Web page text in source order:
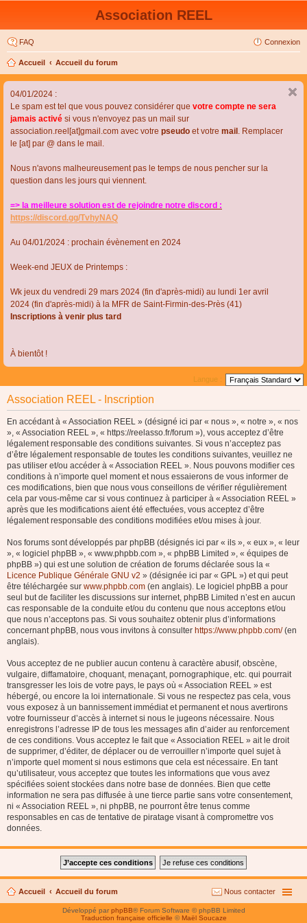
Association REEL
FAQ Connexion
Accueil Accueil du forum
04/01/2024 :
Le spam est tel que vous pouvez considérer que votre compte ne sera
jamais activé si vous n'envoyez pas un mail sur
association.reel[at]gmail.com avec votre pseudo et votre mail . Remplacer
le [at] par @ dans le mail.
Nous n'avons malheureusement pas le temps de nous pencher sur la
question dans les jours qui viennent.
=> la meilleure solution est de rejoindre notre discord :
https://discord.gg/TvhyNAQ
Au 04/01/2024 : prochain évènement en 2024
Week-end JEUX de Printemps :
Wk jeux du vendredi 29 mars 2024 (fin d'après-midi) au lundi 1er avril
2024 (fin d'après-midi) à la MFR de Saint-Firmin-des-Près (41)
Inscriptions à venir plus tard
À bientôt !
Langue :
Association REEL - Inscription
En accédant à « Association REEL » (désigné ici par « nous », « notre », « nos
», « Association REEL », « https://reelasso.fr/forum »), vous acceptez d’être
légalement responsable des conditions suivantes. Si vous n’acceptez pas
d’être légalement responsable de toutes les conditions suivantes, veuillez ne
pas utiliser et/ou accéder à « Association REEL ». Nous pouvons modifier ces
conditions à n’importe quel moment et nous essaierons de vous informer de
ces modifications, bien que nous vous conseillons de vérifier régulièrement
cela par vous-même car si vous continuez à participer à « Association REEL »
après que les modifications aient été effectuées, vous acceptez d’être
légalement responsable des conditions modifiées et/ou mises à jour.
Nos forums sont développés par phpBB (désignés ici par « ils », « eux », « leur
», « logiciel phpBB », « www.phpbb.com », « phpBB Limited », « équipes de
phpBB ») qui est une solution de création de forums déclarée sous la «
Licence Publique Générale GNU v2 » (désignée ici par « GPL ») et qui peut
être téléchargée sur www.phpbb.com (en anglais). Le logiciel phpBB a pour
seul but de faciliter les discussions sur internet, phpBB Limited n’est en aucun
cas responsable de la conduite et/ou du contenu que nous acceptons et/ou
que nous n’acceptons pas. Si vous souhaitez obtenir plus d’informations
concernant phpBB, nous vous invitons à consulter https://www.phpbb.com/(en
anglais).
Vous acceptez de ne publier aucun contenu à caractère abusif, obscène,
vulgaire, diffamatoire, choquant, menaçant, pornographique, etc. qui pourrait
transgresser les lois de votre pays, le pays où « Association REEL » est
hébergé, ou encore la loi internationale. Si vous ne respectez pas cela, vous
vous exposez à un bannissement immédiat et permanent et nous avertirons
votre fournisseur d’accès à internet si nous le jugeons nécessaire. Nous
enregistrons l’adresse IP de tous les messages afin d’aider au renforcement
de ces conditions. Vous acceptez le fait que « Association REEL » ait le droit
de supprimer, d’éditer, de déplacer ou de verrouiller n’importe quel sujet à
n’importe quel moment si nous estimons que cela est nécessaire. En tant
qu’utilisateur, vous acceptez que toutes les informations que vous avez
spécifiées soient stockées dans notre base de données. Bien que cette
information ne sera pas diffusée à une tierce partie sans votre consentement,
ni « Association REEL », ni phpBB, ne pourront être tenus comme
responsables en cas de tentative de piratage visant à compromettre vos
données.
Accueil Accueil du forum Nous contacter
Développé parphpBB® Forum Software © phpBB Limited
Traduction française officielle © Maël Soucaze